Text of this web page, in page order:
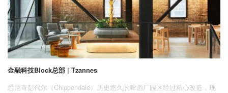
金融科技Block总部 | Tzannes
悉尼奇彭代尔（Chippendale）历史悠久的啤酒厂园区经过精心改造，现